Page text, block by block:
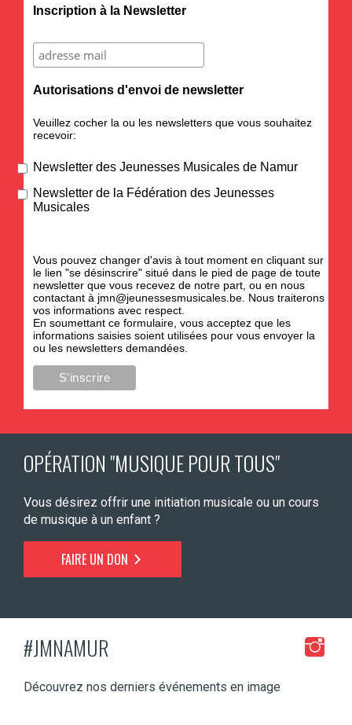
Inscription à la Newsletter
Autorisations d'envoi de newsletter
Veuillez cocher la ou les newsletters que vous souhaitez
recevoir:
Newsletter des Jeunesses Musicales de Namur
Newsletter de la Fédération des Jeunesses
Musicales
Vous pouvez changer d'avis à tout moment en cliquant sur
le lien "se désinscrire" situé dans le pied de page de toute
newsletter que vous recevez de notre part, ou en nous
contactant à jmn@jeunessesmusicales.be. Nous traiterons
vos informations avec respect.
En soumettant ce formulaire, vous acceptez que les
informations saisies soient utilisées pour vous envoyer la
ou les newsletters demandées.
OPÉRATION "MUSIQUE POUR TOUS"
Vous désirez offrir une initiation musicale ou un cours
de musique à un enfant ?
FAIRE UN DON
#JMNAMUR
Découvrez nos derniers événements en image